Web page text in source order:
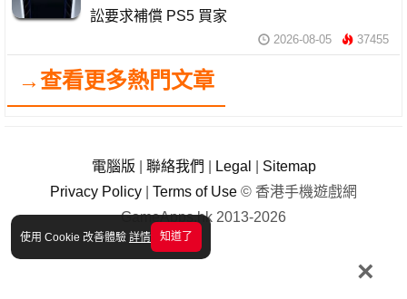
使用 Cookie 改善體驗 詳情 知道了
×
訟要求補償 PS5 買家
2026-08-05 37455
→查看更多熱門文章
電腦版 聯絡我們 Legal
Sitemap
Privacy Policy
Terms of Use © 香港手機遊戲網
GameApps.hk 2013-2026